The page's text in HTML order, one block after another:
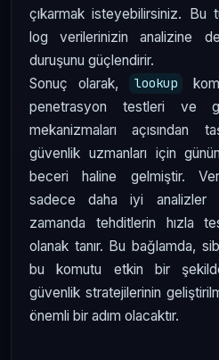
çıkarmak isteyebilirsiniz. Bu
log verilerinizin analizine
duruşunu güçlendirir.
Sonuç olarak,
lookup
penetrasyon testleri ve
mekanizmaları açısından
güvenlik uzmanları için
beceri haline gelmiştir.
sadece daha iyi analizler
zamanda tehditlerin hızla
olanak tanır. Bu bağlamda,
bu komutu etkin bir
güvenlik stratejilerinin
önemli bir adım olacaktır.